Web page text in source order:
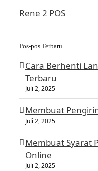
Rene 2 POS
Pos-pos Terbaru
Cara Berhenti
Terbaru
Juli 2, 2025
Membuat
Juli 2, 2025
Membuat Syarat
Online
Juli 2, 2025